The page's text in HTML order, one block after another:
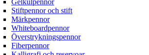
Gelkulpennor
Stiftpennor och stift
Märkpennor
Whiteboardpennor
Överstrykningspennor
Fiberpennor